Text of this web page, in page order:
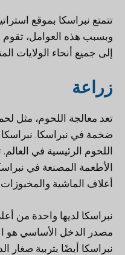
تتمتع نبراسكا بموقع
وبسبب هذه العوامل، تقوم
إلى جميع أنحاء الولايات
زراعة
تعد معالجة اللحوم، مثل
ضخمة في نبراسكا.
اللحوم الرئيسية في
الأطعمة المصنعة في
أعلاف الماشية والمخبوزات.
نبراسكا لديها واحدة من
مصدر الدخل الأساسي هو
نبراسكا أيضًا بتربية صغار